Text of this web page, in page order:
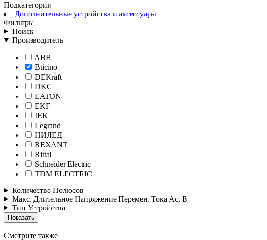
Подкатегории
Дополнительные устройства и аксессуары
Фильтры
Поиск
Производитель
ABB
Bticino
DEKraft
DKC
EATON
EKF
IEK
Legrand
НИЛЕД
REXANT
Rittal
Schneider Electric
TDM ELECTRIC
Количество Полюсов
Макс. Длительное Напряжение Перемен. Тока Ас, В
Тип Устройства
Смотрите также